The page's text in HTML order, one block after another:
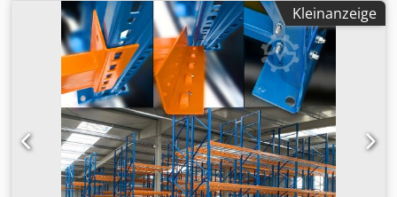
ein hochwertiges Messgerät mit einer Bandbreite von 500
MHz und einer Abtastrate von 2 GS/s. Dkodpfjzru Sisx Ac
Ujr Technische Daten: • Hersteller: LeCroy • Modell:
WaveJet 354A • Bandbreite: 500 MHz • Abtastrate: 2 GS/s • 4
analoge Kanäle • USB-Anschluss • Integrierter Tragegriff •
Stromversorgung: 90–264 V AC, 47–63 Hz Zustand: •
Gebraucht, in gutem optischen Zustand mit normalen
Gebrauchsspuren. • Das Gerät schaltet sich ein und
funktioniert einwandfrei – das Display ist in Ordnung, was
auf den Fotos zu sehen ist.
Kleinanzeige